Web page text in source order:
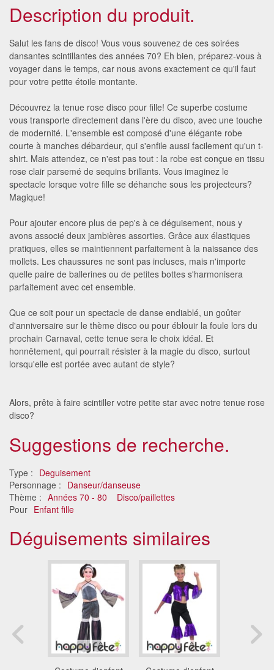
Description du produit.
Salut les fans de disco! Vous vous souvenez de ces soirées
dansantes scintillantes des années 70? Eh bien, préparez-vous à
voyager dans le temps, car nous avons exactement ce qu'il faut
pour votre petite étoile montante.
Découvrez la tenue rose disco pour fille! Ce superbe costume
vous transporte directement dans l'ère du disco, avec une touche
de modernité. L'ensemble est composé d'une élégante robe
courte à manches débardeur, qui s'enfile aussi facilement qu'un t-
shirt. Mais attendez, ce n'est pas tout : la robe est conçue en tissu
rose clair parsemé de sequins brillants. Vous imaginez le
spectacle lorsque votre fille se déhanche sous les projecteurs?
Magique!
Pour ajouter encore plus de pep's à ce déguisement, nous y
avons associé deux jambières assorties. Grâce aux élastiques
pratiques, elles se maintiennent parfaitement à la naissance des
mollets. Les chaussures ne sont pas incluses, mais n'importe
quelle paire de ballerines ou de petites bottes s'harmonisera
parfaitement avec cet ensemble.
Que ce soit pour un spectacle de danse endiablé, un goûter
d'anniversaire sur le thème disco ou pour éblouir la foule lors du
prochain Carnaval, cette tenue sera le choix idéal. Et
honnêtement, qui pourrait résister à la magie du disco, surtout
lorsqu'elle est portée avec autant de style?
Alors, prête à faire scintiller votre petite star avec notre tenue rose
disco?
Suggestions de recherche.
Type : Deguisement
Personnage : Danseur/danseuse
Thème : Années 70 - 80
Disco/paillettes
Pour Enfant fille
Déguisements similaires